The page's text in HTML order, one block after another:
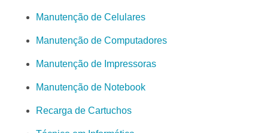
Manutenção de Celulares
Manutenção de Computadores
Manutenção de Impressoras
Manutenção de Notebook
Recarga de Cartuchos